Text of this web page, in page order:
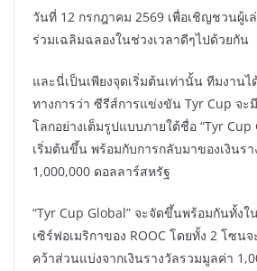
วันที่ 12 กรกฎาคม 2569 เพื่อเชิญชวนผู้เ
ร่วมเฉลิมฉลองในช่วงเวลาดีๆไปด้วยกัน
และนี่เป็นเพียงจุดเริ่มต้นเท่านั้น ทีมงานไ
ทางการว่า ซีรีส์การแข่งขัน Tyr Cup จะ
โลกอย่างเต็มรูปแบบภายใต้ชื่อ “Tyr Cup
เริ่มต้นขึ้น พร้อมกับการกลับมาของเงินร
1,000,000 ดอลลาร์สหรัฐ
“Tyr Cup Global” จะจัดขึ้นพร้อมกันทั้งใ
เซิร์ฟอเมริกาของ ROOC โดยทั้ง 2 โซน
คว้าส่วนแบ่งจากเงินรางวัลรวมมูลค่า